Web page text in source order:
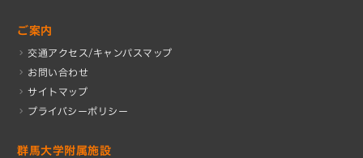
ご案内
交通アクセス/キャンパスマップ
お問い合わせ
サイトマップ
プライバシーポリシー
群馬大学附属施設